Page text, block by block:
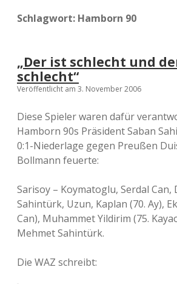
Schlagwort: Hamborn 90
„Der ist schlecht und
schlecht“
Veröffentlicht am 3. November 2006
Diese Spieler waren dafür
Hamborn 90s Präsident Saban
0:1-Niederlage gegen Preußen
Bollmann feuerte:
Sarisoy – Koymatoglu, Serdal Can,
Sahintürk, Uzun, Kaplan (70. Ay),
Can), Muhammet Yildirim (75.
Mehmet Sahintürk.
Die WAZ schreibt: